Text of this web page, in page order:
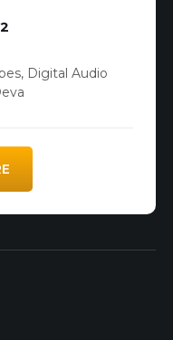
, Digital Audio